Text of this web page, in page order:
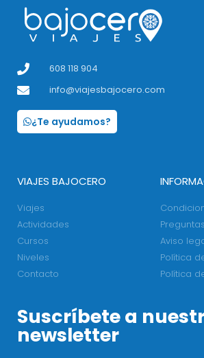
608 118 904
info@viajesbajocero.com
¿Te ayudamos?
VIAJES BAJOCERO
Viajes
Actividades
Cursos
Niveles
Contacto
Aviso
Política
Política
Suscríbete a
newsletter